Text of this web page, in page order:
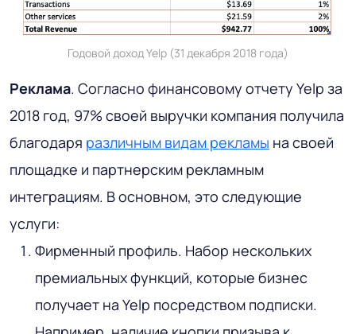
Годовой доход Yelp (31 декабря 2018 года)
Реклама. Согласно финансовому отчету Yelp за
2018 год, 97% своей выручки компания получила
благодаря различным видам рекламы на своей
площадке и партнерским рекламным
интеграциям. В основном, это следующие
услуги:
Фирменный профиль. Набор нескольких
премиальных функций, которые бизнес
получает на Yelp посредством подписки.